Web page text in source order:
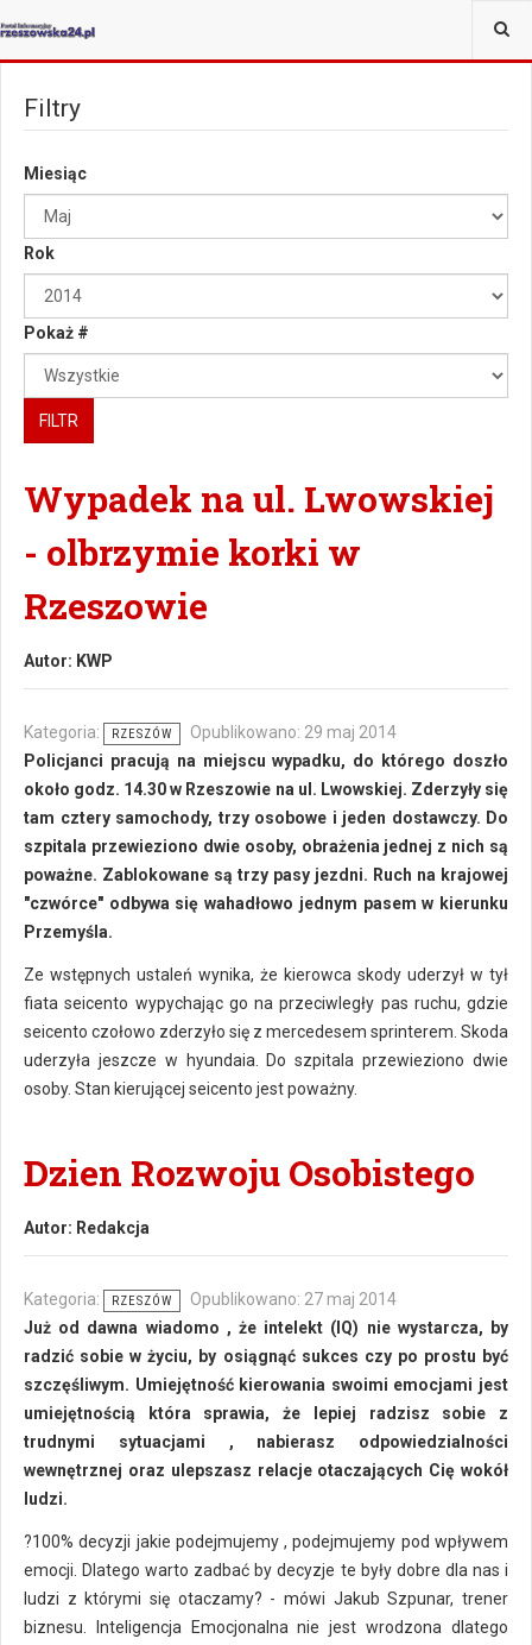
JESTEŚ TUTAJ:
Filtry
Miesiąc
Rok
Pokaż #
FILTR
Wypadek na ul. Lwowskiej
- olbrzymie korki w
Rzeszowie
Autor: KWP
Kategoria: RZESZÓW
Opublikowano: 29 maj 2014
Policjanci pracują na miejscu wypadku, do którego doszło
około godz. 14.30 w Rzeszowie na ul. Lwowskiej. Zderzyły się
tam cztery samochody, trzy osobowe i jeden dostawczy. Do
szpitala przewieziono dwie osoby, obrażenia jednej z nich są
poważne. Zablokowane są trzy pasy jezdni. Ruch na krajowej
"czwórce" odbywa się wahadłowo jednym pasem w kierunku
Przemyśla.
Ze wstępnych ustaleń wynika, że kierowca skody uderzył w tył
fiata seicento wypychając go na przeciwległy pas ruchu, gdzie
seicento czołowo zderzyło się z mercedesem sprinterem. Skoda
uderzyła jeszcze w hyundaia. Do szpitala przewieziono dwie
osoby. Stan kierującej seicento jest poważny.
Dzien Rozwoju Osobistego
Autor: Redakcja
Kategoria: RZESZÓW
Opublikowano: 27 maj 2014
Już od dawna wiadomo , że intelekt (IQ) nie wystarcza, by
radzić sobie w życiu, by osiągnąć sukces czy po prostu być
szczęśliwym. Umiejętność kierowania swoimi emocjami jest
umiejętnością która sprawia, że lepiej radzisz sobie z
trudnymi sytuacjami , nabierasz odpowiedzialności
wewnętrznej oraz ulepszasz relacje otaczających Cię wokół
ludzi.
?100% decyzji jakie podejmujemy , podejmujemy pod wpływem
emocji. Dlatego warto zadbać by decyzje te były dobre dla nas i
ludzi z którymi się otaczamy? - mówi Jakub Szpunar, trener
biznesu. Inteligencja Emocjonalna nie jest wrodzona dlatego